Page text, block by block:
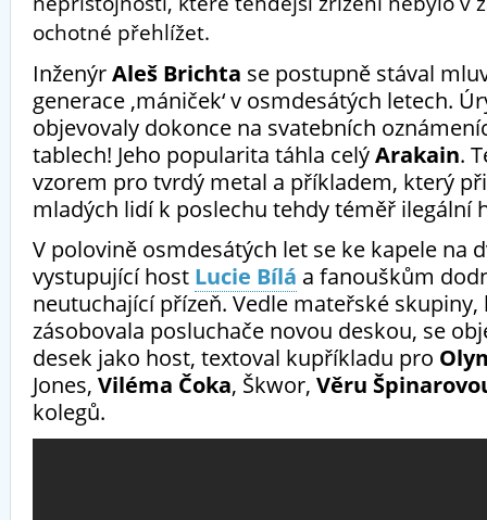
ochotné přehlížet.
InženýrAleš Brichta se postupně stával
generace ‚mániček‘ v osmdesátých letech.
objevovaly dokonce na svatebních
tablech! Jeho popularita táhla celýArakain.
vzorem pro tvrdý metal a příkladem, který
mladých lidí k poslechu tehdy téměř ilegální
V polovině osmdesátých let se ke kapele na
vystupující host Lucie Bílá a fanouškům
neutuchající přízeň. Vedle mateřské
zásobovala posluchače novou deskou, se
desek jako host, textoval kupříkladu pro
Jones, Viléma Čoka, Škwor, Věru
kolegů.